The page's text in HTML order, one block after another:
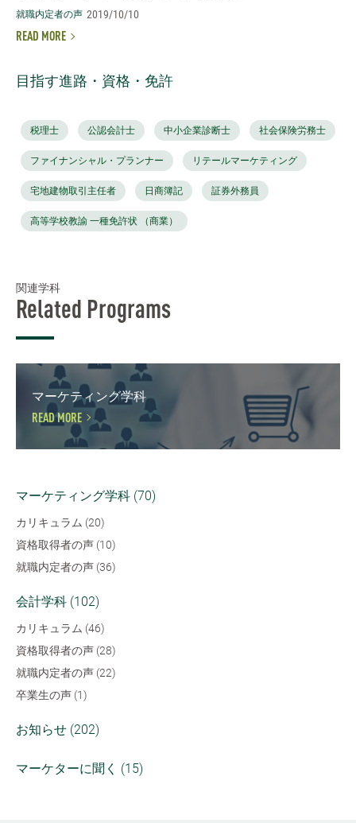
就職内定者の声 2019/10/10
READ MORE
目指す進路・資格・免許
税理士 公認会計士 中小企業診断士 社会保険労務士
ファイナンシャル・プランナー リテールマーケティング
宅地建物取引主任者 日商簿記 証券外務員
高等学校教諭 一種免許状 （商業）
関連学科
Related Programs
マーケティング学科
READ MORE
マーケティング学科 (70)
カリキュラム (20)
資格取得者の声 (10)
就職内定者の声 (36)
会計学科 (102)
カリキュラム (46)
資格取得者の声 (28)
就職内定者の声 (22)
卒業生の声 (1)
お知らせ (202)
マーケターに聞く (15)